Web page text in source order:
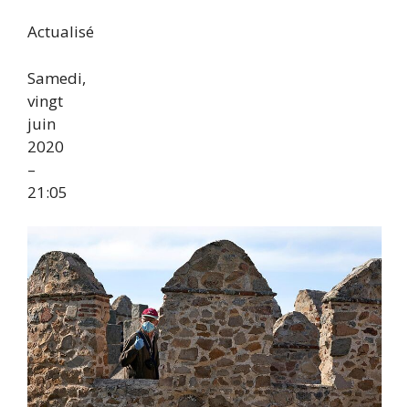
Actualisé
Samedi,
vingt
juin
2020
–
21:05